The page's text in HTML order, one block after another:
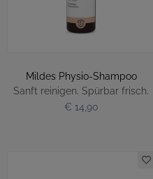
Mildes Physio-Shampoo
Sanft reinigen. Spürbar frisch.
€ 14,90